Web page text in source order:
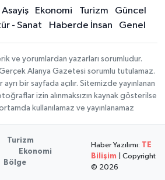
Asayiş Ekonomi Turizm
Güncel
- Sanat Haberde İnsan Genel
ve yorumlardan yazarları sorumludur.
Alanya Gazetesi sorumlu tutulamaz.
bir sayfada açılır. Sitemizde yayınlanan
izin alınmaksızın kaynak gösterilse
kullanılamaz ve yayınlanamaz
Turizm
Ekonomi
Bölge
Haber Yazılımı:
TE
Bilişim | Copyright
© 2026